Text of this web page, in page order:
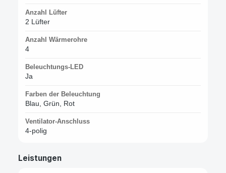
Anzahl Lüfter
2 Lüfter
Anzahl Wärmerohre
4
Beleuchtungs-LED
Ja
Farben der Beleuchtung
Blau, Grün, Rot
Ventilator-Anschluss
4-polig
Leistungen